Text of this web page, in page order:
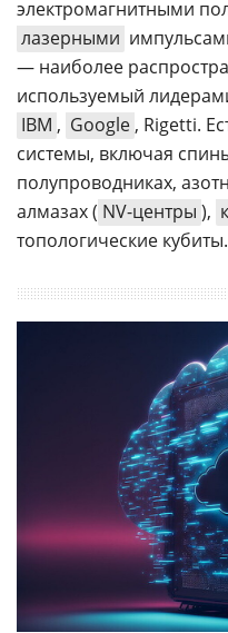
электромагнитными
лазерными
— наиболее
используемый
IBM , Google , Rigetti.
системы, включая
полупроводниках,
алмазах ( NV-центры ),
топологические кубиты.